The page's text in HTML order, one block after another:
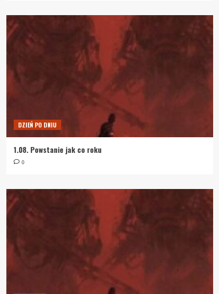
DZIEŃ PO DNIU
1.08. Powstanie jak co roku
0